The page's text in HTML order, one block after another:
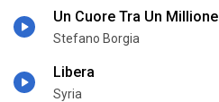
Un Cuore Tra Un Millione
Stefano Borgia
Libera
Syria